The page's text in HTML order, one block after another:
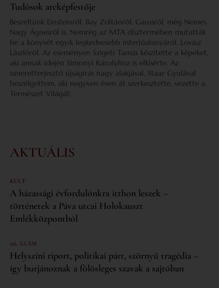
Tudósok arcképfestője
Beszéltünk Einsteinről, Bay Zoltánról, Gaussról, még Nemes
Nagy Ágnesről is. Nemrég az MTA dísztermében mutatták
be a könyvét egyik legkedvesebb interjúalanyáról, Lovász
Lászlóról. Az eseményen Szigeti Tamás készítette a képeket,
aki annak idején Simonyi Károlyhoz is elkísérte. Az
ismeretterjesztő újságírás nagy alakjával, Staar Gyulával
beszélgettem, aki negyven éven át szerkesztette, vezette a
Természet Világát.
AKTUÁLIS
KULT
A házassági évfordulónkra itthon leszek –
történetek a Páva utcai Holokauszt
Emlékközpontból
116. SZÁM
Helyszíni riport, politikai párt, szörnyű tragédia –
így burjánoznak a fölösleges szavak a sajtóban